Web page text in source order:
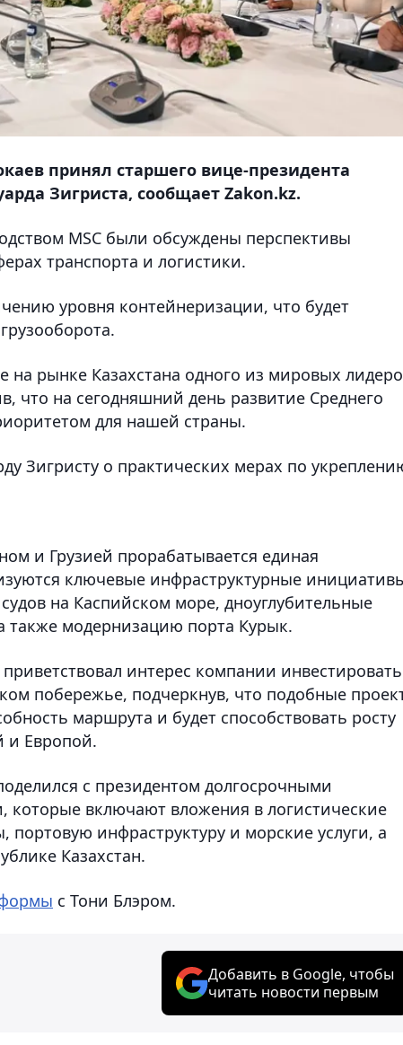
принял старшего вице-президента
Зигриста, сообщает Zakon.kz.
MSC были обсуждены перспективы
транспорта и логистики.
уровня контейнеризации, что будет
на рынке Казахстана одного из мировых
что на сегодняшний день развитие Среднего
для нашей страны.
Зигристу о практических мерах по
и Грузией прорабатывается единая
ключевые инфраструктурные
на Каспийском море, дноуглубительные
также модернизацию порта Курык.
приветствовал интерес компании
побережье, подчеркнув, что подобные
маршрута и будет способствовать росту
и Европой.
с президентом долгосрочными
включают вложения в логистические
инфраструктуру и морские услуги, а
Казахстан.
с Тони Блэром.
Добавить в Google, чтобы
читать новости первым